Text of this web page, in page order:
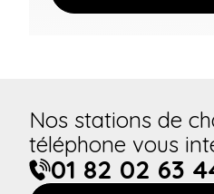
Nos stations de
téléphone vous
01 82 02 63